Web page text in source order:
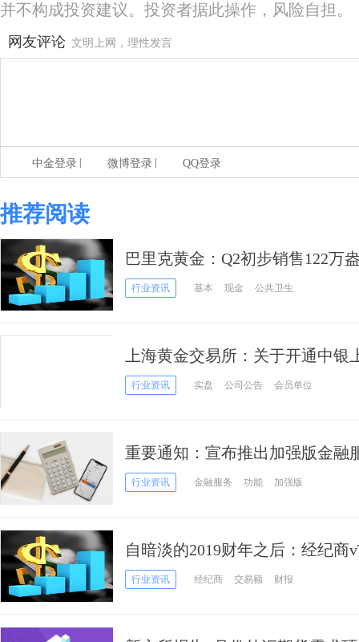
并不构成投资建议。投资者据此操作，风险自担。
网友评论 文明上网，理性发言
中金登录 微博登录 QQ登录
推荐阅读
巴里克黄金：Q2初步销售122万
有望实现全年生产目标
行业资讯 基本 现金 公共卫生
上海黄金交易所：关于开通中
投资基金相关业务的通知
行业资讯 实盘 公司公告 会员单位
重要通知：宣布推出加强版金融
需要有所规划
行业资讯 金融服务 功能 加强版
自暗淡的2019财年之后：经纪商
年的破纪录表现
行业资讯 经纪商 交易额 财报